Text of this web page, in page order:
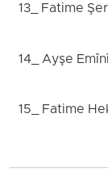
13_ Fatime
14_ Ayşe
15_ Fatime